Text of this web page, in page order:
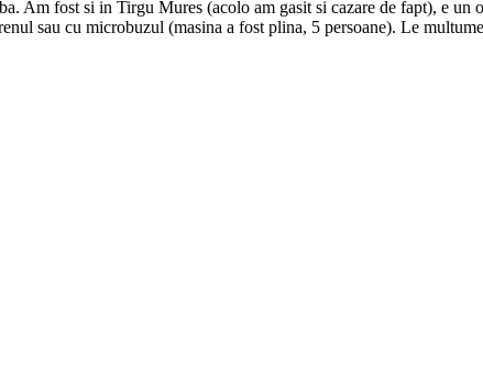
Am fost si in Tirgu Mures (acolo am gasit si cazare de fapt), e
sau cu microbuzul (masina a fost plina, 5 persoane). Le